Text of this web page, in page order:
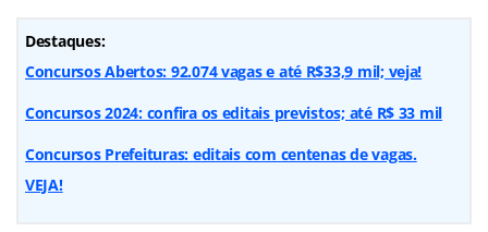
Destaques:
Concursos Abertos: 92.074 vagas e até R$33,9 mil; veja!
Concursos 2024: confira os editais previstos; até R$ 33 mil
Concursos Prefeituras: editais com centenas de vagas.
VEJA!